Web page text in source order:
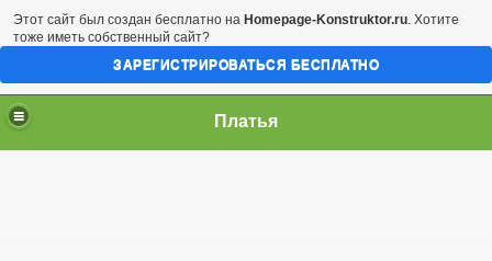
Платья
Этот сайт был создан бесплатно на Homepage-Konstruktor.ru. Хотите
тоже иметь собственный сайт?
ЗАРЕГИСТРИРОВАТЬСЯ БЕСПЛАТНО